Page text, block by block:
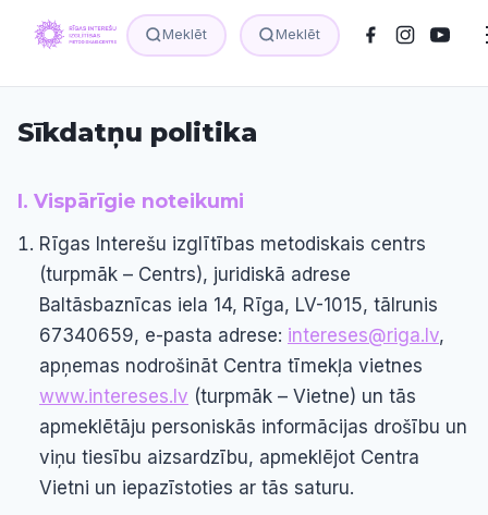
Meklēt Meklēt
Sīkdatņu politika
I. Vispārīgie noteikumi
Rīgas Interešu izglītības metodiskais centrs
(turpmāk – Centrs), juridiskā adrese
Baltāsbaznīcas iela 14, Rīga, LV-1015, tālrunis
67340659, e-pasta adrese: intereses@riga.lv,
apņemas nodrošināt Centra tīmekļa vietnes
www.intereses.lv (turpmāk – Vietne) un tās
apmeklētāju personiskās informācijas drošību un
viņu tiesību aizsardzību, apmeklējot Centra
Vietni un iepazīstoties ar tās saturu.